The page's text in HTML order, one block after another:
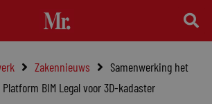
Zakennieuws
Samenwerking het
BIM Legal voor 3D-kadaster